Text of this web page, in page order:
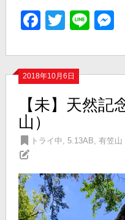
Facebook
Twitter
Line
2018年10月6日
【未】天然記
山）
トライ中 ,5.13AB ,有笠山